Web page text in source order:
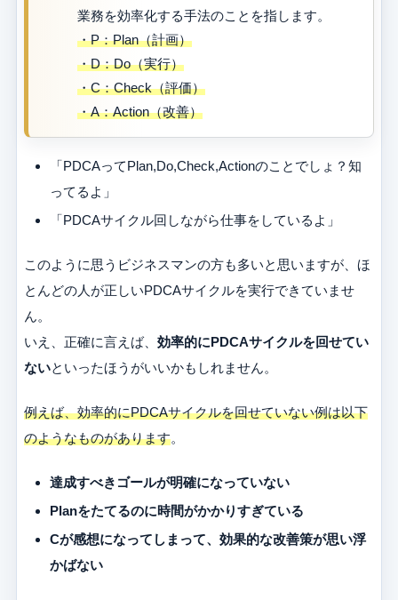
業務を効率化する手法のことを指します。
・P：Plan（計画）
・D：Do（実行）
・C：Check（評価）
・A：Action（改善）
「PDCAってPlan,Do,Check,Actionのことでしょ？知
ってるよ」
「PDCAサイクル回しながら仕事をしているよ」
このように思うビジネスマンの方も多いと思いますが、ほ
とんどの人が正しいPDCAサイクルを実行できていませ
ん。
いえ、正確に言えば、 効率的にPDCAサイクルを回せてい
ないといったほうがいいかもしれません。
例えば、効率的にPDCAサイクルを回せていない例は以下
のようなものがあります。
達成すべきゴールが明確になっていない
Planをたてるのに時間がかかりすぎている
Cが感想になってしまって、効果的な改善策が思い浮
かばない